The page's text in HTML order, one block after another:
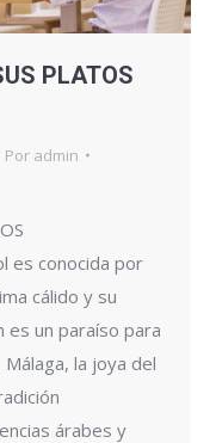
PLATOS
Por admin
es conocida por
cálido y su
un paraíso para
la joya del
árabes y